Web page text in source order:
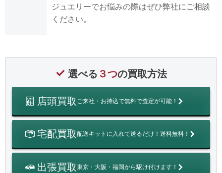
ジュエリーでお悩みの際はぜひ弊社にご相談
ください。
選べる ３つの買取方法
店頭買取 ご来社・お持込で無料で査定が可能！
宅配買取配送キットに入れて送るだけ！送料無料！
出張買取東京・大阪・福岡から駆け付けます！